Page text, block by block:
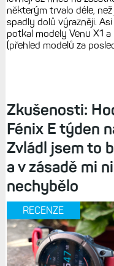
některým trvalo déle,
spadly dolů výrazněji.
potkal modely Venu X1 a
(přehled modelů za
Zkušenosti:
Fénix E týden
Zvládl jsem to
a v zásadě mi
nechybělo
RECENZE